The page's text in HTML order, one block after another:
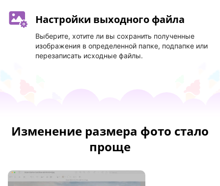
Настройки выходного файла
Выберите, хотите ли вы сохранить полученные
изображения в определенной папке, подпапке или
перезаписать исходные файлы.
Изменение размера фото стало
проще